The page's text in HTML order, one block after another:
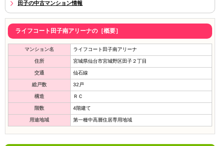
田子の中古マンション情報
ライフコート田子南アリーナの［概要］
マンション名 ライフコート田子南アリーナ
住所 宮城県仙台市宮城野区田子２丁目
交通 仙石線
総戸数 32戸
構造 ＲＣ
階数 4階建て
用途地域 第一種中高層住居専用地域